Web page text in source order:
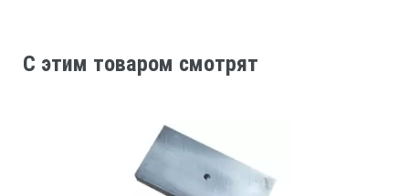
C этим товаром смотрят